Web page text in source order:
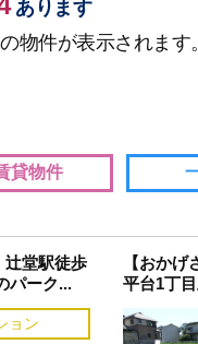
あります
物件が表示されます
貸物件
堂駅徒歩
パーク...
ョン
【おか
平台1丁